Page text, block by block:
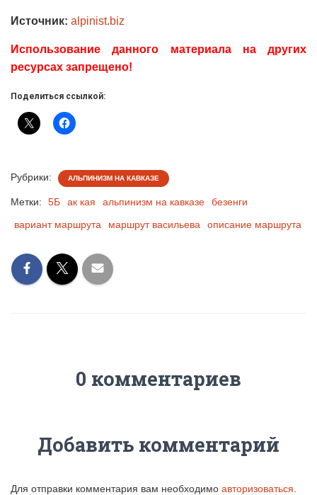
Источник: alpinist.biz
Использование данного материала на других
ресурсах запрещено!
Поделиться ссылкой:
Рубрики: АЛЬПИНИЗМ НА КАВКАЗЕ
Метки: 5Б ак кая альпинизм на кавказе
безенги
вариант маршрута
маршрут васильева описание маршрута
0 комментариев
Добавить комментарий
Для отправки комментария вам необходимо авторизоваться